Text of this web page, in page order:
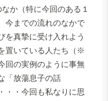
か（特に今回のある１
今までの流れのなかで
を真摯に受け入れよう
置いている人たち（※
回の実例のように事無
「放蕩息子の話
・・今回も私なりに思